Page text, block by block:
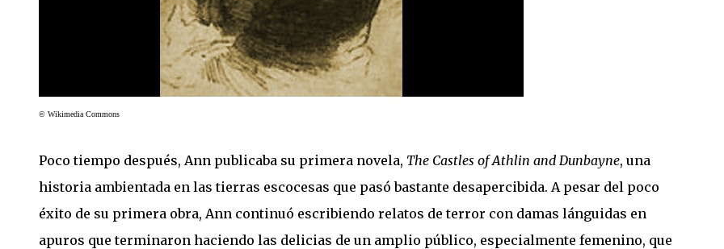
© Wikimedia Commons
Poco tiempo después, Ann publicaba su primera novela, The Castles of Athlin and Dunbayne, una
historia ambientada en las tierras escocesas que pasó bastante desapercibida. A pesar del poco
éxito de su primera obra, Ann continuó escribiendo relatos de terror con damas lánguidas en
apuros que terminaron haciendo las delicias de un amplio público, especialmente femenino, que